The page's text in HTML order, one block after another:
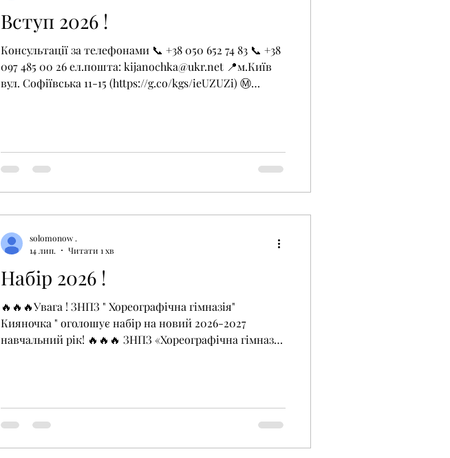
Вступ 2026 !
Консультації за телефонами 📞 +38 050 652 74 83 📞 +38
097 485 00 26 ел.пошта: kijanochka@ukr.net 📍м.Київ
вул. Софіївська 11-15 (https://g.co/kgs/ieUZUZi) Ⓜ️
Набір 2026 !
🔥🔥🔥Увага ! ЗНПЗ " Хореографічна гімназія"
Кияночка " оголошує набір на новий 2026-2027
навчальний рік! 🔥🔥🔥 ЗНПЗ «Хореографічна гімназія
Навчання поєднується з активною концертною
практикою,виступами на сценах Києва та
solomonow .
14 лип.
Читати 1 хв